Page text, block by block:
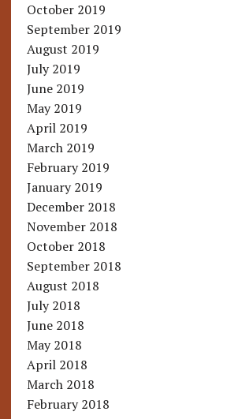
October 2019
September 2019
August 2019
July 2019
June 2019
May 2019
April 2019
March 2019
February 2019
January 2019
December 2018
November 2018
October 2018
September 2018
August 2018
July 2018
June 2018
May 2018
April 2018
March 2018
February 2018